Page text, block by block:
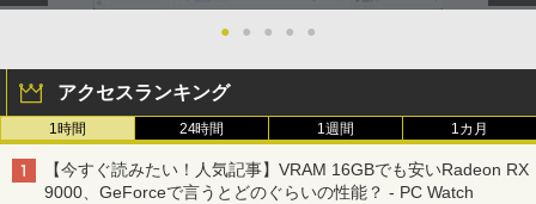
● ● ● ● ●
アクセスランキング
1時間 24時間 1週間 1カ月
【今すぐ読みたい！人気記事】VRAM 16GBでも安いRadeon RX
9000、GeForceで言うとどのぐらいの性能？ - PC Watch